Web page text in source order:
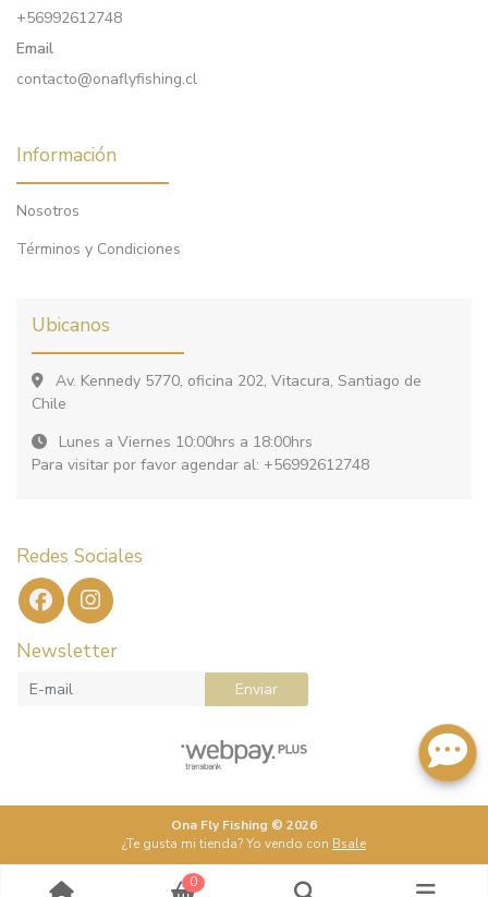
+56992612748
Email
contacto@onaflyfishing.cl
Información
Nosotros
Términos y Condiciones
Ubicanos
Av. Kennedy 5770, oficina 202, Vitacura, Santiago de
Chile
Lunes a Viernes 10:00hrs a 18:00hrs
Para visitar por favor agendar al: +56992612748
Redes Sociales
Newsletter
Enviar
Ona Fly Fishing © 2026
¿Te gusta mi tienda? Yo vendo con Bsale
0